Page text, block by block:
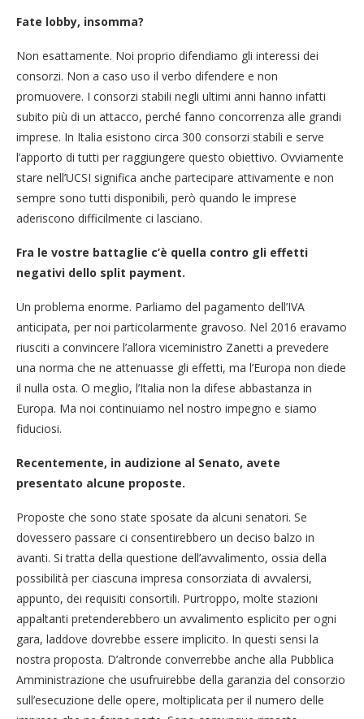
Fate lobby, insomma?
Non esattamente. Noi proprio difendiamo gli interessi dei
consorzi. Non a caso uso il verbo difendere e non
promuovere. I consorzi stabili negli ultimi anni hanno infatti
subito più di un attacco, perché fanno concorrenza alle grandi
imprese. In Italia esistono circa 300 consorzi stabili e serve
l’apporto di tutti per raggiungere questo obiettivo. Ovviamente
stare nell’UCSI significa anche partecipare attivamente e non
sempre sono tutti disponibili, però quando le imprese
aderiscono difficilmente ci lasciano.
Fra le vostre battaglie c’è quella contro gli effetti
negativi dello split payment.
Un problema enorme. Parliamo del pagamento dell’IVA
anticipata, per noi particolarmente gravoso. Nel 2016 eravamo
riusciti a convincere l’allora viceministro Zanetti a prevedere
una norma che ne attenuasse gli effetti, ma l’Europa non diede
il nulla osta. O meglio, l’Italia non la difese abbastanza in
Europa. Ma noi continuiamo nel nostro impegno e siamo
fiduciosi.
Recentemente, in audizione al Senato, avete
presentato alcune proposte.
Proposte che sono state sposate da alcuni senatori. Se
dovessero passare ci consentirebbero un deciso balzo in
avanti. Si tratta della questione dell’avvalimento, ossia della
possibilità per ciascuna impresa consorziata di avvalersi,
appunto, dei requisiti consortili. Purtroppo, molte stazioni
appaltanti pretenderebbero un avvalimento esplicito per ogni
gara, laddove dovrebbe essere implicito. In questi sensi la
nostra proposta. D’altronde converrebbe anche alla Pubblica
Amministrazione che usufruirebbe della garanzia del consorzio
sull’esecuzione delle opere, moltiplicata per il numero delle